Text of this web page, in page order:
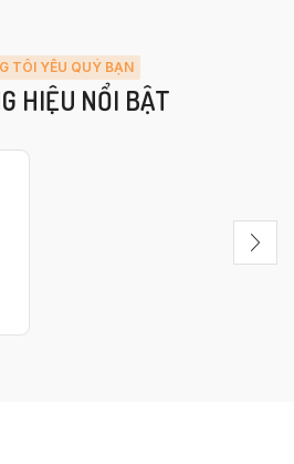
TÔI YÊU QUÝ BẠN
HIỆU NỔI BẬT